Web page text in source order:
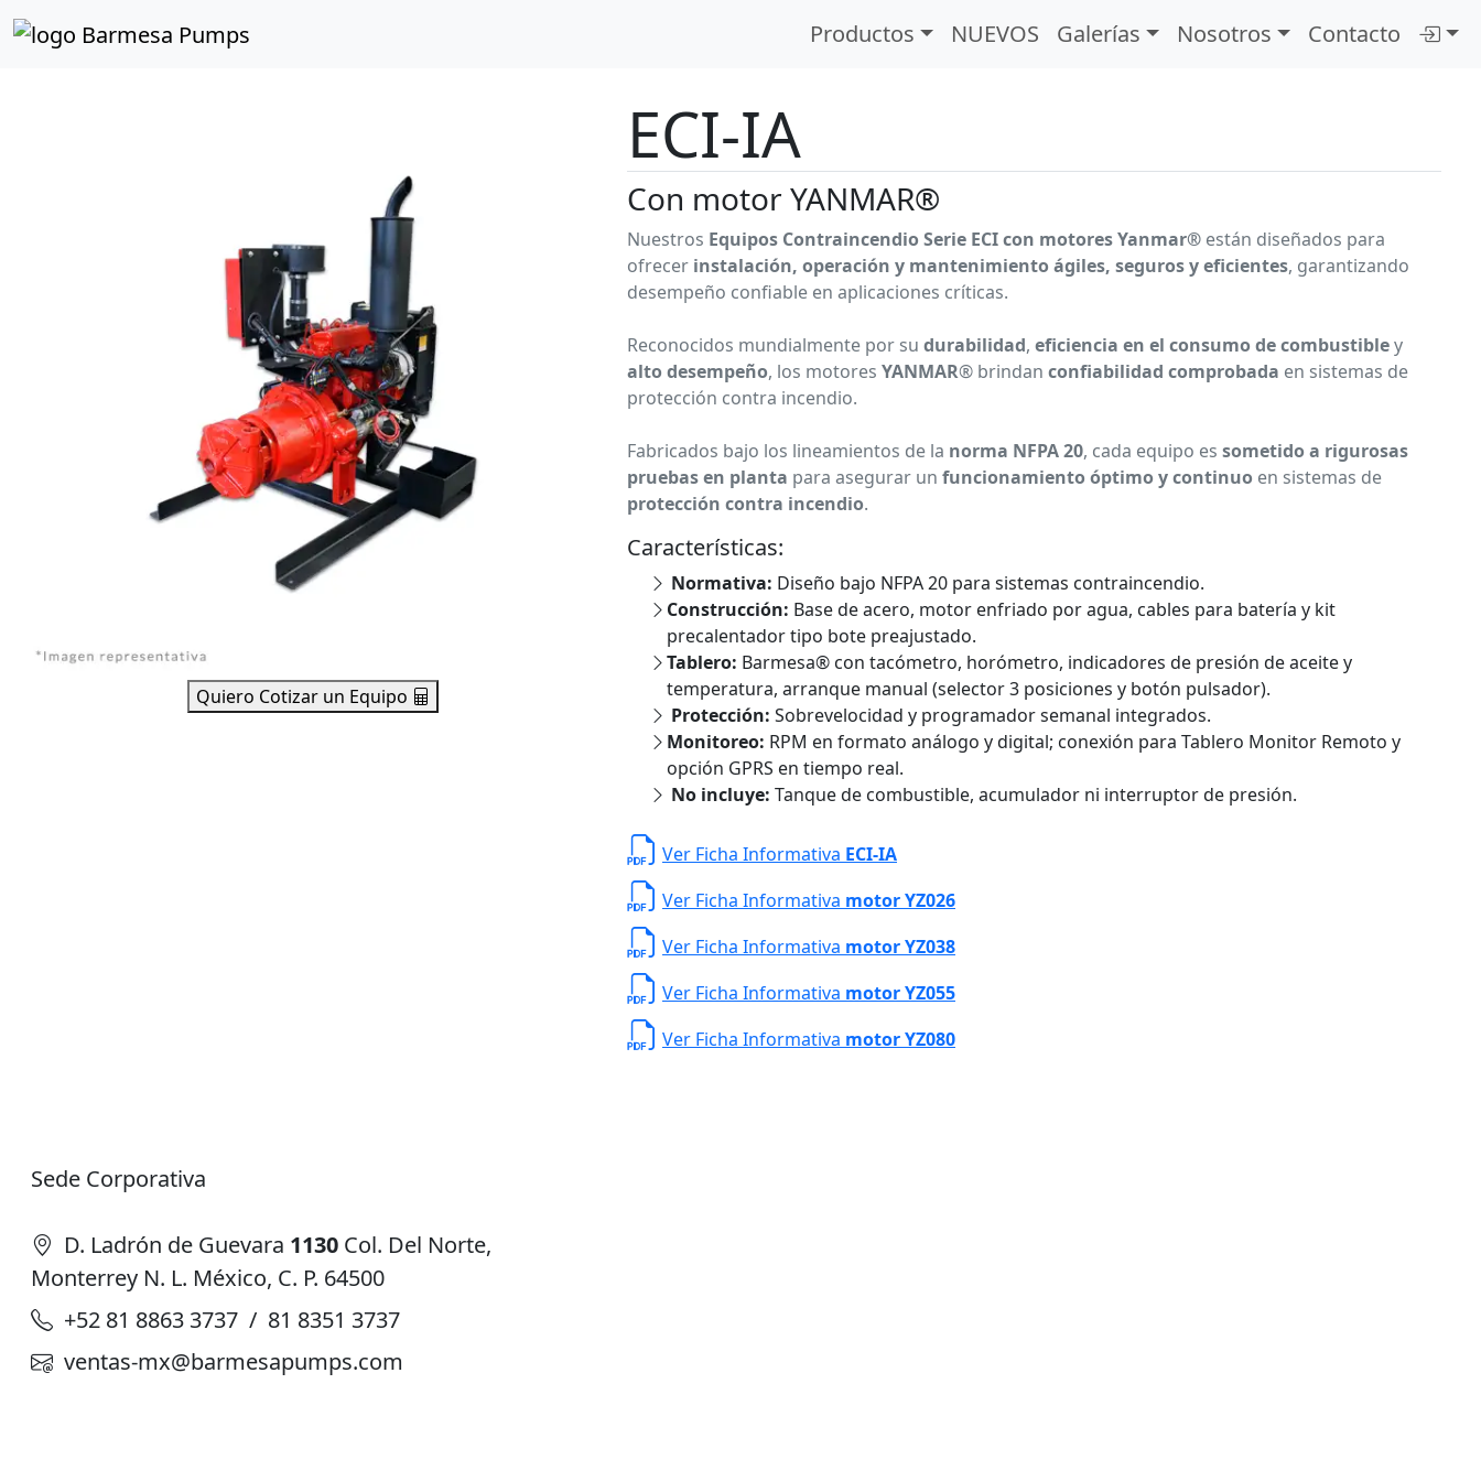
Productos NUEVOS Galerías Nosotros Contacto
Inicio Catálogo de Productos
Quiero Cotizar un Equipo
ECI-IA
Con motor YANMAR®
Nuestros Equipos Contraincendio Serie ECI con motores Yanmar® están diseñados para
ofrecer instalación, operación y mantenimiento ágiles, seguros y eficientes, garantizando
desempeño confiable en aplicaciones críticas.
Reconocidos mundialmente por su durabilidad, eficiencia en el consumo de combustibley
alto desempeño, los motores YANMAR® brindan confiabilidad comprobada en sistemas de
protección contra incendio.
Fabricados bajo los lineamientos de la norma NFPA 20, cada equipo es sometido a rigurosas
pruebas en planta para asegurar un funcionamiento óptimo y continuo en sistemas de
protección contra incendio.
Características:
Normativa: Diseño bajo NFPA 20 para sistemas contraincendio.
Construcción: Base de acero, motor enfriado por agua, cables para batería y kit
precalentador tipo bote preajustado.
Tablero: Barmesa® con tacómetro, horómetro, indicadores de presión de aceite y
temperatura, arranque manual (selector 3 posiciones y botón pulsador).
Protección: Sobrevelocidad y programador semanal integrados.
Monitoreo: RPM en formato análogo y digital; conexión para Tablero Monitor Remoto y
opción GPRS en tiempo real.
No incluye: Tanque de combustible, acumulador ni interruptor de presión.
Ver Ficha Informativa ECI-IA
Ver Ficha Informativa motor YZ026
Ver Ficha Informativa motor YZ038
Ver Ficha Informativa motor YZ055
Ver Ficha Informativa motor YZ080
Sede Corporativa
D. Ladrón de Guevara 1130 Col. Del Norte,
Monterrey N. L. México, C. P. 64500
+52 81 8863 3737 / 81 8351 3737
ventas-mx@barmesapumps.com